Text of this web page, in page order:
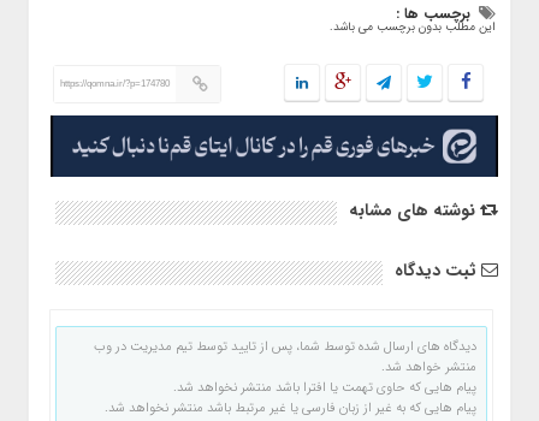
برچسب ها :
این مطلب بدون برچسب می باشد.
https://qomna.ir/?p=174780
نوشته های مشابه
ثبت دیدگاه
دیدگاه های ارسال شده توسط شما، پس از تایید توسط تیم مدیریت در وب
منتشر خواهد شد.
پیام هایی که حاوی تهمت یا افترا باشد منتشر نخواهد شد.
پیام هایی که به غیر از زبان فارسی یا غیر مرتبط باشد منتشر نخواهد شد.